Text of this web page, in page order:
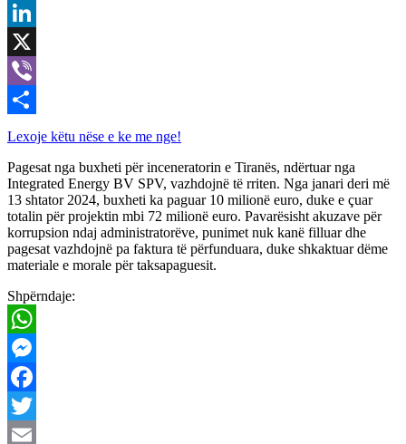
Email
LinkedIn
X
Viber
Share
Lexoje këtu nëse e ke me nge!
Pagesat nga buxheti për inceneratorin e Tiranës, ndërtuar nga
Integrated Energy BV SPV, vazhdojnë të rriten. Nga janari deri më
13 shtator 2024, buxheti ka paguar 10 milionë euro, duke e çuar
totalin për projektin mbi 72 milionë euro. Pavarësisht akuzave për
korrupsion ndaj administratorëve, punimet nuk kanë filluar dhe
pagesat vazhdojnë pa faktura të përfunduara, duke shkaktuar dëme
materiale e morale për taksapaguesit.
Shpërndaje:
WhatsApp
Messenger
Facebook
Twitter